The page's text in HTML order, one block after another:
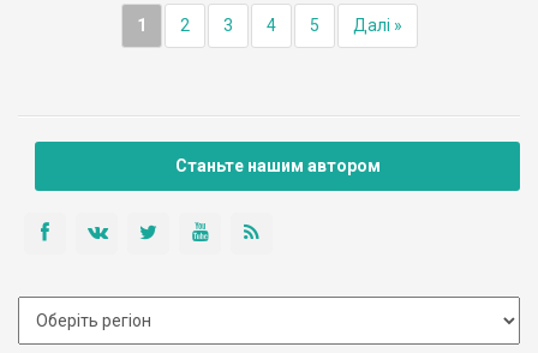
1 2 3 4 5 Далі »
Станьте нашим автором